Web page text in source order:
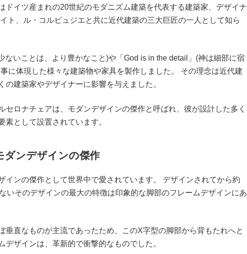
ドイツ産まれの20世紀のモダニズム建築を代表する建築家、デザイナ
ト、ル・コルビュジエと共に近代建築の三大巨匠の一人として知ら
ないことは、より豊かなこと)や「God is in the detail」(神は細部に宿
に体現した様々な建築物や家具を製作しました。 その理念は近代建
の建築家やデザイナーに影響を与えました。
セロナチェアは、モダンデザインの傑作と呼ばれ、彼が設計した多く
として設置されています。
ダンデザインの傑作
インの傑作として世界中で愛されています。 デザインされてから約
いそのデザインの最大の特徴は印象的な脚部のフレームデザインにあ
垂直なものが主流であったため、このX字型の脚部から背もたれへと
デザインは、革新的で衝撃的なものでした。